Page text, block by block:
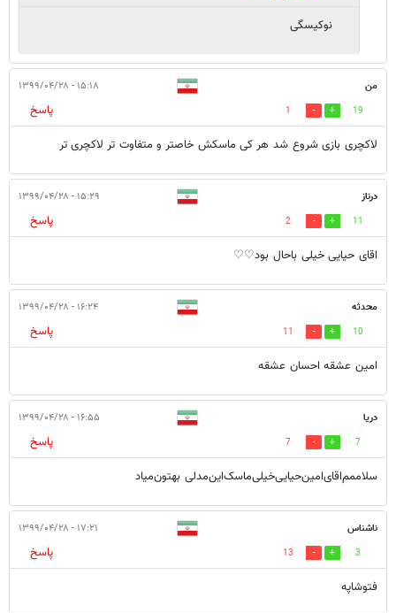
نوکیسگی
من ۱۵:۱۸ - ۱۳۹۹/۰۴/۲۸
19
1
پاسخ
لاکچری بازی شروع شد هر کی ماسکش خاصتر و متفاوت تر لاکچری تر
درناز ۱۵:۲۹ - ۱۳۹۹/۰۴/۲۸
11
2
پاسخ
اقای حیایی خیلی باحال بود♡♡
محدثه ۱۶:۲۴ - ۱۳۹۹/۰۴/۲۸
10
11
پاسخ
امین عشقه احسان عشقه
دریا ۱۶:۵۵ - ۱۳۹۹/۰۴/۲۸
7
7
پاسخ
سلاممم‌اقای‌امین‌حیایی‌خیلی‌ماسک‌این‌مدلی‌ بهتون‌میاد
ناشناس ۱۷:۲۱ - ۱۳۹۹/۰۴/۲۸
3
13
پاسخ
فتوشاپه